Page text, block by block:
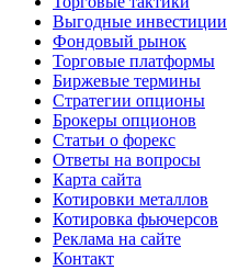
Выгодные инвестиции
Фондовый рынок
Торговые платформы
Биржевые термины
Стратегии опционы
Брокеры опционов
Статьи о форекс
Ответы на вопросы
Карта сайта
Котировки металлов
Котировка фьючерсов
Реклама на сайте
Контакт